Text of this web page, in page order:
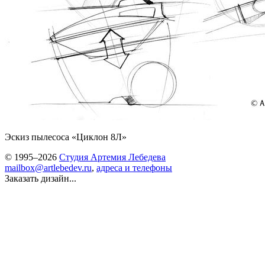
Эскиз пылесоса «Циклон 8Л»
© 1995–2026 Студия Артемия Лебедева
mailbox@artlebedev.ru, адреса и телефоны
Заказать дизайн...